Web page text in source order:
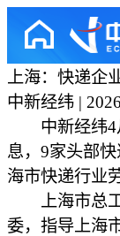
上海：快递企
中新经纬 |
中新经纬4月
息，9家头部
海市快递行业
上海市总工
委，指导上海